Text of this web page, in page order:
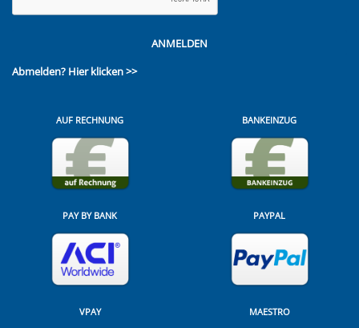
ANMELDEN
Abmelden? Hier klicken >>
AUF RECHNUNG BANKEINZUG
PAY BY BANK PAYPAL
VPAY MAESTRO